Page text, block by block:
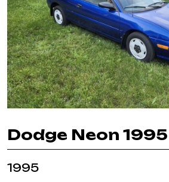
Dodge Neon 1995
1995